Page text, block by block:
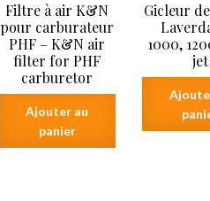
Filtre à air K&N
pour carburateur
PHF – K&N air
filter for PHF
carburetor
Ajouter au
panier
Gicleur
1000,
jet